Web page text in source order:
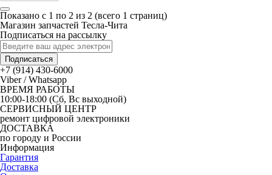
Показано с 1 по 2 из 2 (всего 1 страниц)
Магазин запчастей Тесла-Чита
Подписаться на рассылку
Подписаться
+7 (914) 430-6000
Viber / Whatsapp
ВРЕМЯ РАБОТЫ
10:00-18:00 (Сб, Вс выходной)
СЕРВИСНЫЙ ЦЕНТР
ремонт цифровой электроники
ДОСТАВКА
по городу и России
Информация
Гарантия
Доставка